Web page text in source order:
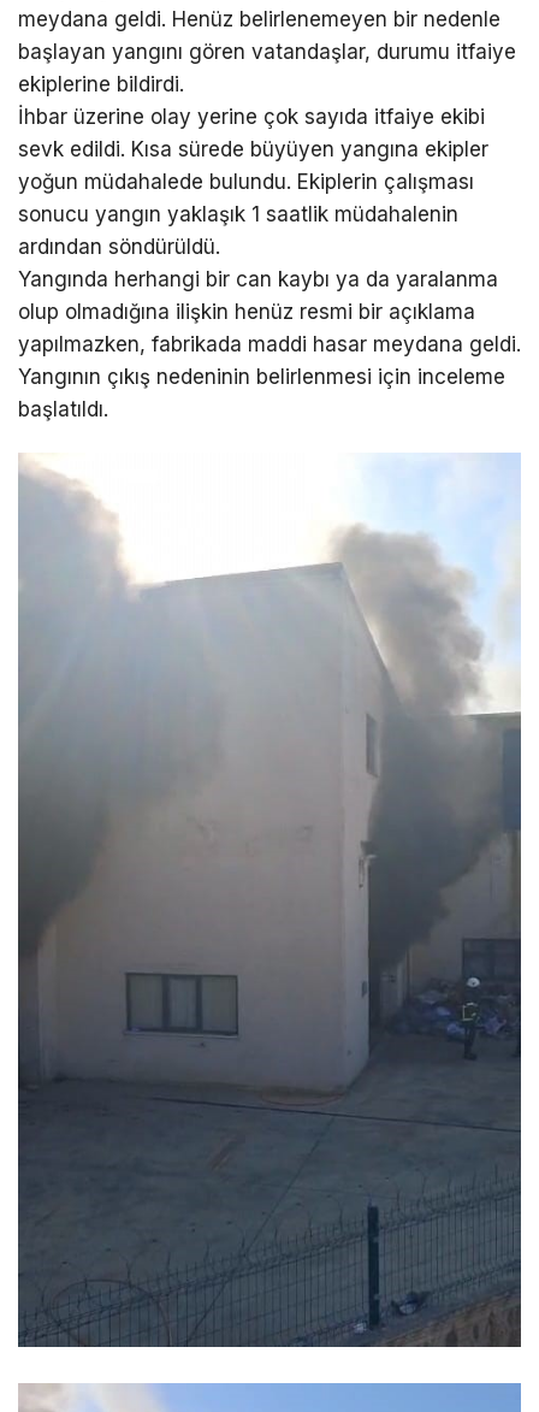
meydana geldi. Henüz belirlenemeyen bir nedenle
başlayan yangını gören vatandaşlar, durumu itfaiye
ekiplerine bildirdi.
İhbar üzerine olay yerine çok sayıda itfaiye ekibi
sevk edildi. Kısa sürede büyüyen yangına ekipler
yoğun müdahalede bulundu. Ekiplerin çalışması
sonucu yangın yaklaşık 1 saatlik müdahalenin
ardından söndürüldü.
Yangında herhangi bir can kaybı ya da yaralanma
olup olmadığına ilişkin henüz resmi bir açıklama
yapılmazken, fabrikada maddi hasar meydana geldi.
Yangının çıkış nedeninin belirlenmesi için inceleme
başlatıldı.